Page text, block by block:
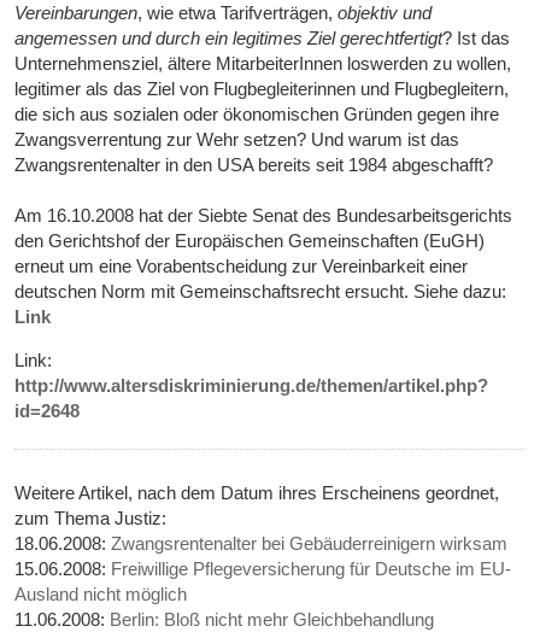
Vereinbarungen, wie etwa Tarifverträgen,objektiv und
angemessen und durch ein legitimes Ziel gerechtfertigt? Ist das
Unternehmensziel, ältere MitarbeiterInnen loswerden zu wollen,
legitimer als das Ziel von Flugbegleiterinnen und Flugbegleitern,
die sich aus sozialen oder ökonomischen Gründen gegen ihre
Zwangsverrentung zur Wehr setzen? Und warum ist das
Zwangsrentenalter in den USA bereits seit 1984 abgeschafft?
Am 16.10.2008 hat der Siebte Senat des Bundesarbeitsgerichts
den Gerichtshof der Europäischen Gemeinschaften (EuGH)
erneut um eine Vorabentscheidung zur Vereinbarkeit einer
deutschen Norm mit Gemeinschaftsrecht ersucht. Siehe dazu:
Link
Link:
http://www.altersdiskriminierung.de/themen/artikel.php?
id=2648
Weitere Artikel, nach dem Datum ihres Erscheinens geordnet,
zum Thema Justiz:
18.06.2008:Zwangsrentenalter bei Gebäuderreinigern wirksam
15.06.2008: Freiwillige Pflegeversicherung für Deutsche im EU-
Ausland nicht möglich
11.06.2008: Berlin: Bloß nicht mehr Gleichbehandlung